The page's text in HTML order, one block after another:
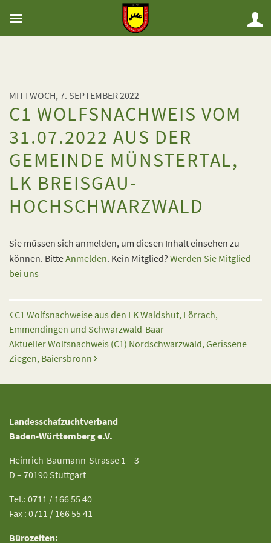
MITTWOCH, 7. SEPTEMBER 2022
C1 WOLFSNACHWEIS VOM
31.07.2022 AUS DER
GEMEINDE MÜNSTERTAL,
LK BREISGAU-
HOCHSCHWARZWALD
Sie müssen sich anmelden, um diesen Inhalt einsehen zu
können. BitteAnmelden. Kein Mitglied? Werden Sie Mitglied
bei uns
Beitrags-Navigation
C1 Wolfsnachweise aus den LK Waldshut, Lörrach,
Emmendingen und Schwarzwald-Baar
Aktueller Wolfsnachweis (C1) Nordschwarzwald, Gerissene
Ziegen, Baiersbronn
Landesschafzuchtverband
Baden-Württemberg e.V.
Heinrich-Baumann-Strasse 1 – 3
D – 70190 Stuttgart
Tel.: 0711 / 166 55 40
Fax : 0711 / 166 55 41
Bürozeiten: